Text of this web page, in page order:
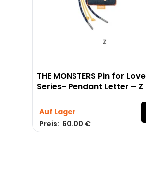
THE MONSTERS Pin for Love
Series- Pendant Letter – Z
Auf Lager
Preis: 60.00 €
Kundenservice
Rückgabe